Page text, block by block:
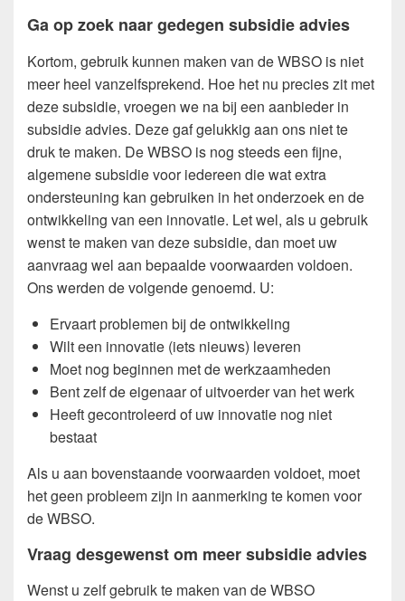
Ga op zoek naar gedegen subsidie advies
Kortom, gebruik kunnen maken van de WBSO is niet
meer heel vanzelfsprekend. Hoe het nu precies zit met
deze subsidie, vroegen we na bij een aanbieder in
subsidie advies. Deze gaf gelukkig aan ons niet te
druk te maken. De WBSO is nog steeds een fijne,
algemene subsidie voor iedereen die wat extra
ondersteuning kan gebruiken in het onderzoek en de
ontwikkeling van een innovatie. Let wel, als u gebruik
wenst te maken van deze subsidie, dan moet uw
aanvraag wel aan bepaalde voorwaarden voldoen.
Ons werden de volgende genoemd. U:
Ervaart problemen bij de ontwikkeling
Wilt een innovatie (iets nieuws) leveren
Moet nog beginnen met de werkzaamheden
Bent zelf de eigenaar of uitvoerder van het werk
Heeft gecontroleerd of uw innovatie nog niet
bestaat
Als u aan bovenstaande voorwaarden voldoet, moet
het geen probleem zijn in aanmerking te komen voor
de WBSO.
Vraag desgewenst om meer subsidie advies
Wenst u zelf gebruik te maken van de WBSO